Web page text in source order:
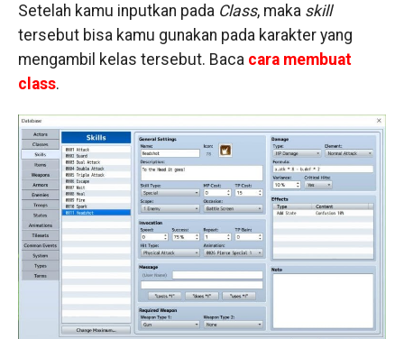
Setelah kamu inputkan pada Class, maka skill
tersebut bisa kamu gunakan pada karakter yang
mengambil kelas tersebut. Baca cara membuat
class.